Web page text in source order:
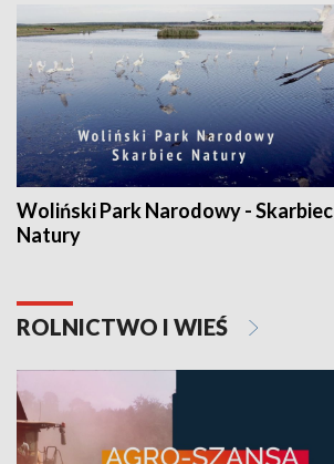
Woliński Park Narodowy - Skarbiec
Natury
ROLNICTWO I WIEŚ